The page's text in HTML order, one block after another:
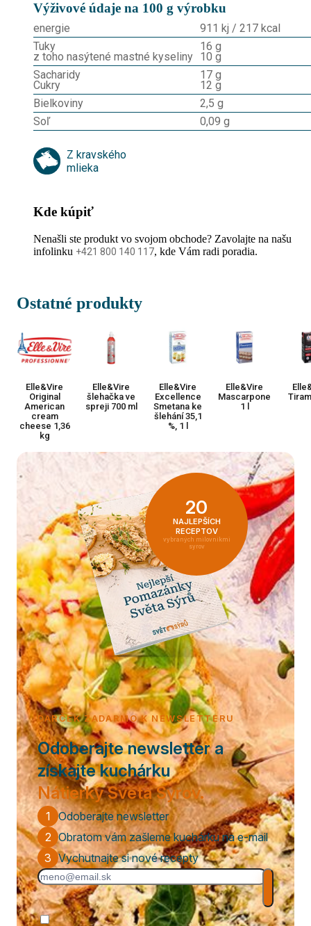
Výživové údaje na 100 g výrobku
energie
911 kj / 217 kcal
Tuky
16 g
z toho nasýtené mastné kyseliny 10 g
Sacharidy
17 g
Cukry
12 g
Bielkoviny
2,5 g
Soľ
0,09 g
Z kravského
mlieka
Kde kúpiť
Nenašli ste produkt vo svojom obchode? Zavolajte na našu
infolinku +421 800 140 117, kde Vám radi poradia.
Ostatné produkty
Elle&Vire
Original
American
cream
cheese 1,36
kg
Elle&Vire
šlehačka ve
spreji 700 ml
Elle&Vire
Excellence
Smetana ke
šlehání 35,1
%, 1 l
Elle&Vire
Mascarpone
1 l
20
NAJLEPŠÍCH
RECEPTOV
vybraných milovníkmi
syrov
DARČEK ZADARMO K NEWSLETTERU
Odoberajte newsletter a
získajte kuchárku
Nátierky Sveta Syrov.
1 Odoberajte newsletter
2 Obratom vám zašleme kuchárku na e-mail
3 Vychutnajte si nové recepty